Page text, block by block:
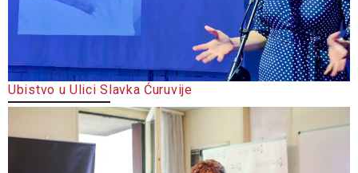
Ubistvo u Ulici Slavka Ćuruvije